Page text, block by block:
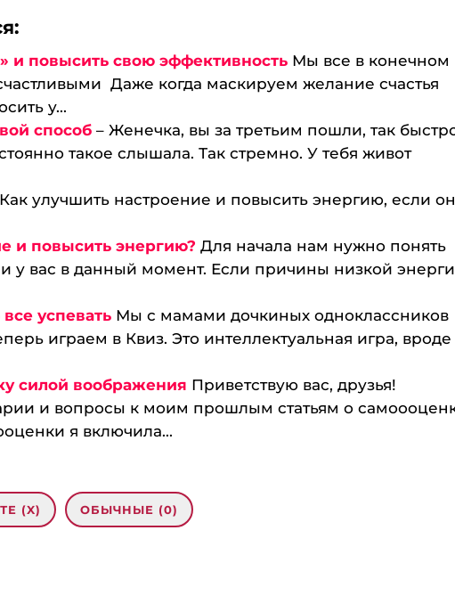
и повысить свою эффективность Мы все в конечном
Даже когда маскируем желание счастья
у...
способ – Женечка, вы за третьим пошли, так
такое слышала. Так стремно. У тебя живот
Как улучшить настроение и повысить энергию, если
и повысить энергию? Для начала нам нужно понять
у вас в данный момент. Если причины низкой
успевать Мы с мамами дочкиных одноклассников
играем в Квиз. Это интеллектуальная игра, вроде
силой воображения Приветствую вас, друзья!
и вопросы к моим прошлым статьям о
я включила...
(X) ОБЫЧНЫЕ (0)